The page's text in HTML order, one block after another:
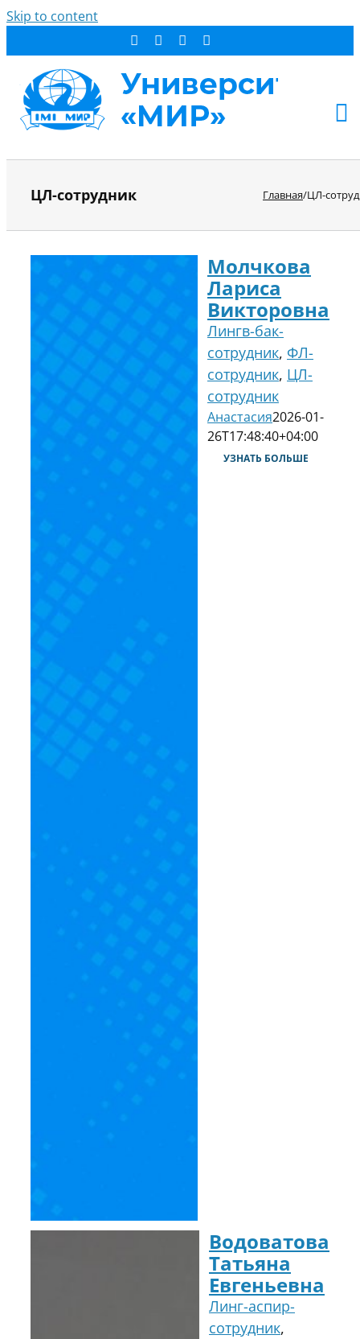
Skip to content
СТУДЕНТУ
ЦЛ-сотрудник Главная/ЦЛ-
Молчкова
Лариса
Викторовна
Лингв-бак-
сотрудник, ФЛ-
сотрудник, ЦЛ-
сотрудник
Анастасия2026-01-
26T17:48:40+04:00
УЗНАТЬ БОЛЬШЕ
Водоватова
Татьяна
Евгеньевна
Линг-аспир-
сотрудник,